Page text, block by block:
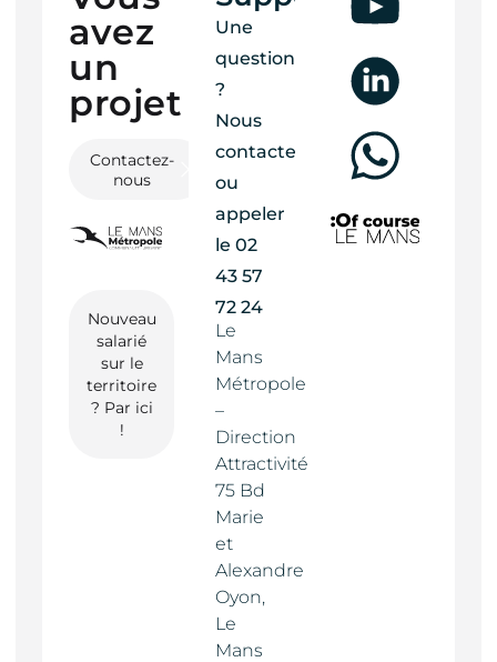
avez
un
projet ?
Contactez-
nous
Nouveau
salarié
sur le
territoire
? Par ici
!
Une
question
?
Nous
contacter
ou
appeler
le02
43 57
72 24
Le
Mans
Métropole
–
Direction
Attractivité
75 Bd
Marie
et
Alexandre
Oyon,
Le
Mans